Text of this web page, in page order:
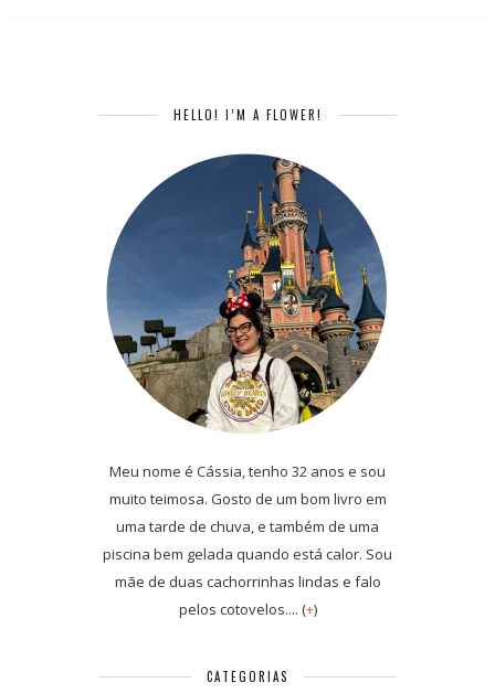
HELLO! I’M A FLOWER!
Meu nome é Cássia, tenho 32 anos e sou
muito teimosa. Gosto de um bom livro em
uma tarde de chuva, e também de uma
piscina bem gelada quando está calor. Sou
mãe de duas cachorrinhas lindas e falo
pelos cotovelos.... (+)
CATEGORIAS